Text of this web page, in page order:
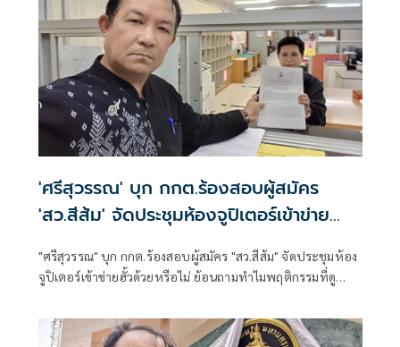
'ศรีสุวรรณ' บุก กกต.ร้องสอบผู้สมัคร
'สว.สีส้ม' จัดประชุมห้องจูปิเตอร์เข้าข่าย
"ศรีสุวรรณ" บุก กกต.ร้องสอบผู้สมัคร "สว.สีส้ม" จัดประชุมห้อง
จูปิเตอร์เข้าข่ายฮั้วด้วยหรือไม่ ย้อนถามทำไมพฤติกรรมที่ดู
หรือ "จัดตั้ง" แต่พอเป็นฝ่ายตรงข้ามกลับรีบใช้คำว่า "ฮั้ว" ยัน
ต้องใช้มาตรฐานเดียวกันกับทุกฝ่าย